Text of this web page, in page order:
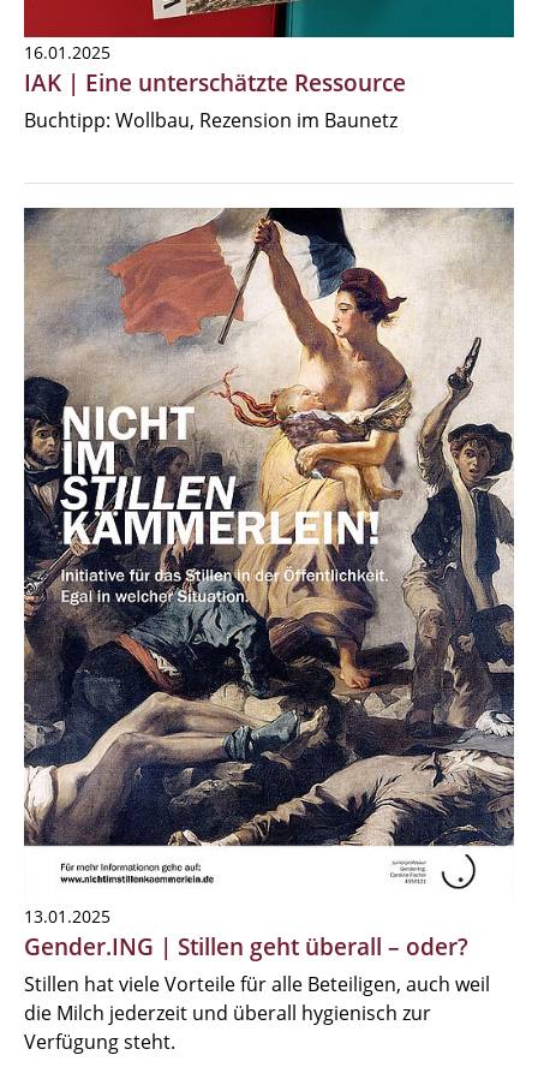
16.01.2025
IAK | Eine unterschätzte Ressource
Buchtipp: Wollbau, Rezension im Baunetz
13.01.2025
Gender.ING | Stillen geht überall – oder?
Stillen hat viele Vorteile für alle Beteiligen, auch weil
die Milch jederzeit und überall hygienisch zur
Verfügung steht.